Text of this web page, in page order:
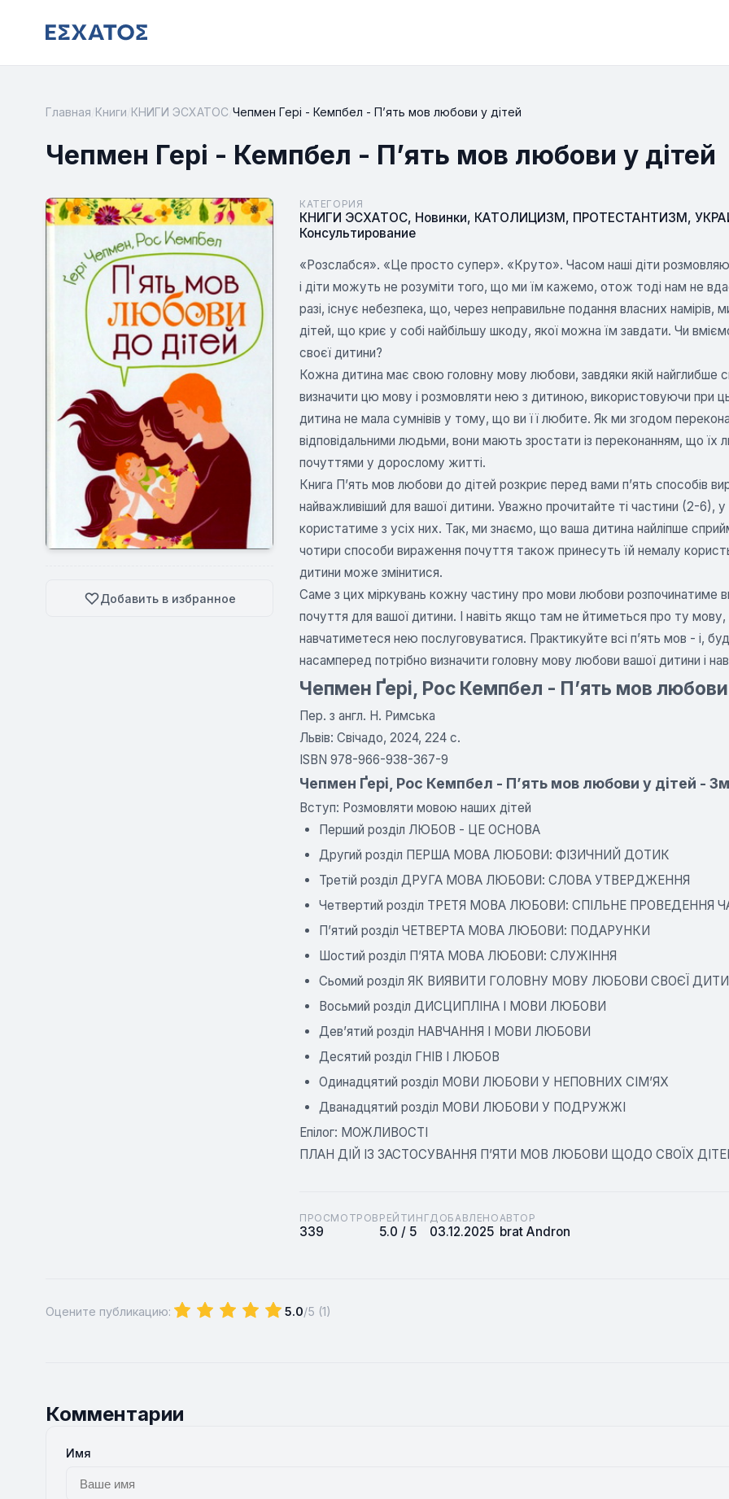
Главная Книги КНИГИ ЭСХАТОС Чепмен Гері - Кемпбел - П’ять мов любови у дітей
Чепмен Гері - Кемпбел - П’ять мов любови у дітей
Добавить в избранное
КАТЕГОРИЯ
КНИГИ ЭСХАТОС, Новинки, КАТОЛИЦИЗМ, ПРОТЕСТАНТИЗМ,
Консультирование
«Розслабся». «Це просто супер». «Круто». Часом наші діти
і діти можуть не розуміти того, що ми їм кажемо, отож тоді нам не
разі, існує небезпека, що, через неправильне подання власних
дітей, що криє у собі найбільшу шкоду, якої можна їм завдати. Чи
своєї дитини?
Кожна дитина має свою головну мову любови, завдяки якій найглибше
визначити цю мову і розмовляти нею з дитиною, використовуючи при
дитина не мала сумнівів у тому, що ви її любите. Як ми згодом
відповідальними людьми, вони мають зростати із переконанням, що
почуттями у дорослому житті.
Книга П’ять мов любови до дітей розкриє перед вами п’ять способів
найважливіший для вашої дитини. Уважно прочитайте ті частини (2-6),
користатиме з усіх них. Так, ми знаємо, що ваша дитина найліпше
чотири способи вираження почуття також принесуть їй немалу
дитини може змінитися.
Саме з цих міркувань кожну частину про мови любови розпочинатиме
почуття для вашої дитини. І навіть якщо там не йтиметься про ту
навчатиметеся нею послуговуватися. Практикуйте всі п’ять мов - і,
насамперед потрібно визначити головну мову любови вашої дитини і
Чепмен Ґері, Рос Кемпбел - П’ять мов любови
Пер. з англ. Н. Римська
Львів: Свічадо, 2024, 224 с.
ISBN 978-966-938-367-9
Чепмен Ґері, Рос Кемпбел - П’ять мов любови у дітей -
Вступ: Розмовляти мовою наших дітей
Перший розділ ЛЮБОВ - ЦЕ ОСНОВА
Другий розділ ПЕРША МОВА ЛЮБОВИ: ФІЗИЧНИЙ ДОТИК
Третій розділ ДРУГА МОВА ЛЮБОВИ: СЛОВА УТВЕРДЖЕННЯ
Четвертий розділ ТРЕТЯ МОВА ЛЮБОВИ: СПІЛЬНЕ ПРОВЕДЕННЯ
П’ятий розділ ЧЕТВЕРТА МОВА ЛЮБОВИ: ПОДАРУНКИ
Шостий розділ П’ЯТА МОВА ЛЮБОВИ: СЛУЖІННЯ
Сьомий розділ ЯК ВИЯВИТИ ГОЛОВНУ МОВУ ЛЮБОВИ СВОЄЇ
Восьмий розділ ДИСЦИПЛІНА І МОВИ ЛЮБОВИ
Дев’ятий розділ НАВЧАННЯ І МОВИ ЛЮБОВИ
Десятий розділ ГНІВ І ЛЮБОВ
Одинадцятий розділ МОВИ ЛЮБОВИ У НЕПОВНИХ СІМ’ЯХ
Дванадцятий розділ МОВИ ЛЮБОВИ У ПОДРУЖЖІ
Епілог: МОЖЛИВОСТІ
ПЛАН ДІЙ ІЗ ЗАСТОСУВАННЯ П’ЯТИ МОВ ЛЮБОВИ ЩОДО СВОЇХ
ПРОСМОТРОВ
339
РЕЙТИНГ
5.0 / 5
ДОБАВЛЕНО
03.12.2025
АВТОР
brat Andron
Оцените публикацию: 5.0/5 (1)
Комментарии
Имя